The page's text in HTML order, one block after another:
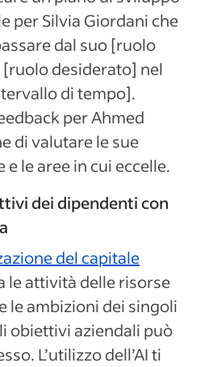
per Silvia Giordani che
dal suo [ruolo
desiderato] nel
di tempo].
per Ahmed
di valutare le sue
le aree in cui eccelle.
dei dipendenti con
del capitale
le attività delle risorse
le ambizioni dei singoli
obiettivi aziendali può
L’utilizzo dell’AI ti